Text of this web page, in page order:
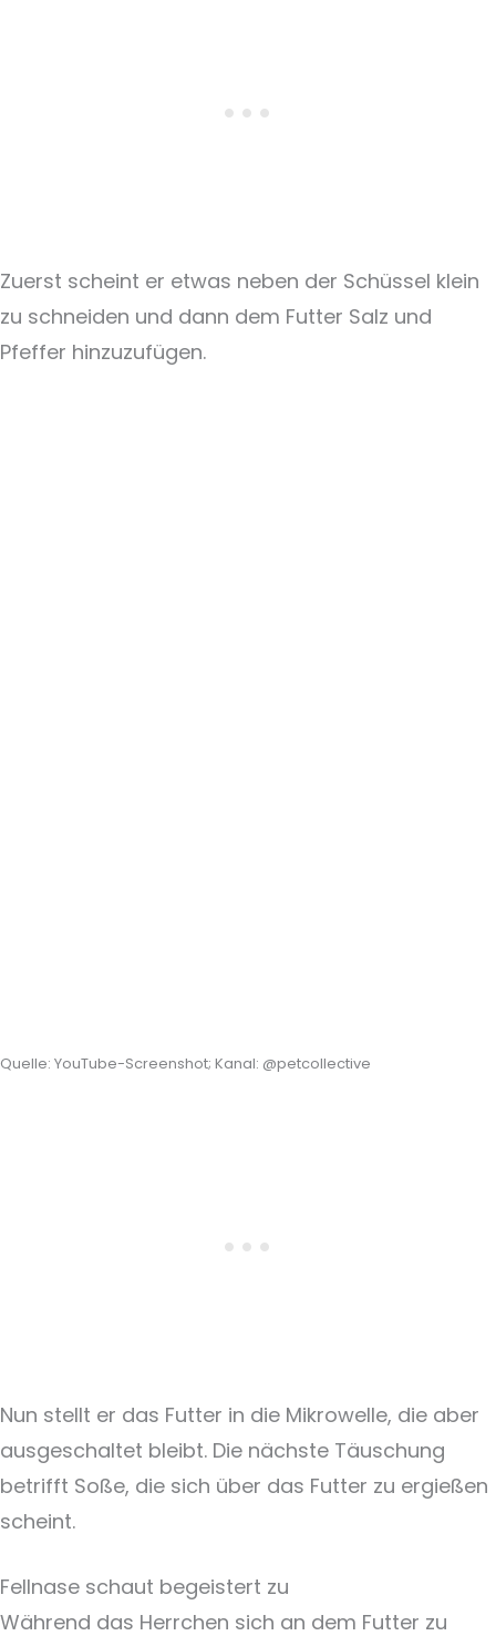
Zuerst scheint er etwas neben der Schüssel klein
zu schneiden und dann dem Futter Salz und
Pfeffer hinzuzufügen.
Quelle: YouTube-Screenshot; Kanal: @petcollective
Nun stellt er das Futter in die Mikrowelle, die aber
ausgeschaltet bleibt. Die nächste Täuschung
betrifft Soße, die sich über das Futter zu ergießen
scheint.
Fellnase schaut begeistert zu
Während das Herrchen sich an dem Futter zu